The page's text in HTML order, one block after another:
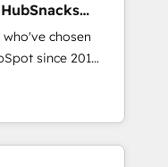
chosen
since 2014
value...
fixing existing
|